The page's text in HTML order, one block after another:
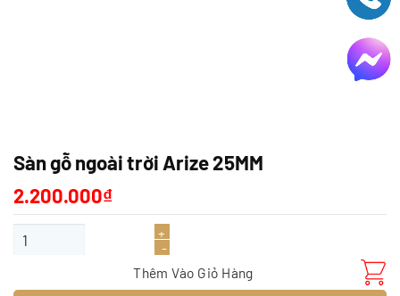
Sàn gỗ ngoài trời Arize 25MM
2.200.000₫
Sàn gỗ ngoài trời Arize 25MM số lượng
Thêm Vào Giỏ Hàng